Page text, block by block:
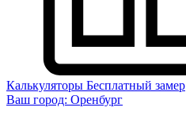
Калькуляторы Бесплатный замер
Ваш город: Оренбург